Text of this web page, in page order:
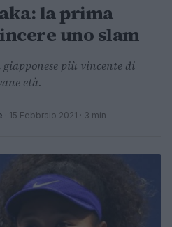
la prima
uno slam
più vincente di
età.
· 15 Febbraio 2021 · 3 min